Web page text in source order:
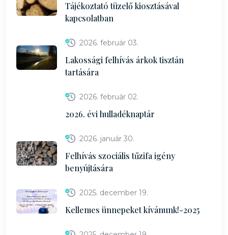
Tájékoztató tüzelő kiosztásával
kapcsolatban
2026. február 03.
Lakossági felhívás árkok tisztán
tartására
2026. február 02.
2026. évi hulladéknaptár
2026. január 30.
Felhívás szociális tűzifa igény
benyújtására
2025. december 19.
Kellemes ünnepeket kívánunk!-2025